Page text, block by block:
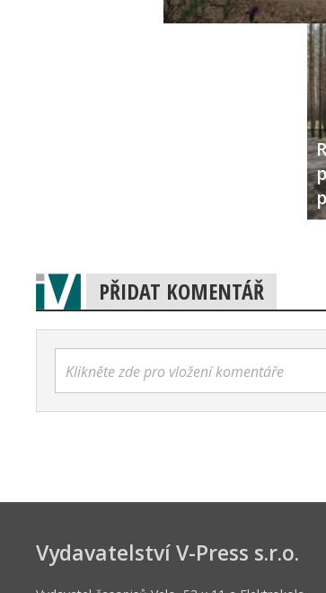
PŘIDAT KOMENTÁŘ
Klikněte zde pro vložení komentáře
Vydavatelství V-Press s.r.o.